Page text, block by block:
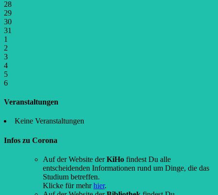
28
29
30
31
1
2
3
4
5
6
Veranstaltungen
Keine Veranstaltungen
Infos zu Corona
Auf der Website derKiHo findest Du alle
entscheidenden Informationen rund um Dinge, die das
Studium betreffen.
Klicke für mehrhier.